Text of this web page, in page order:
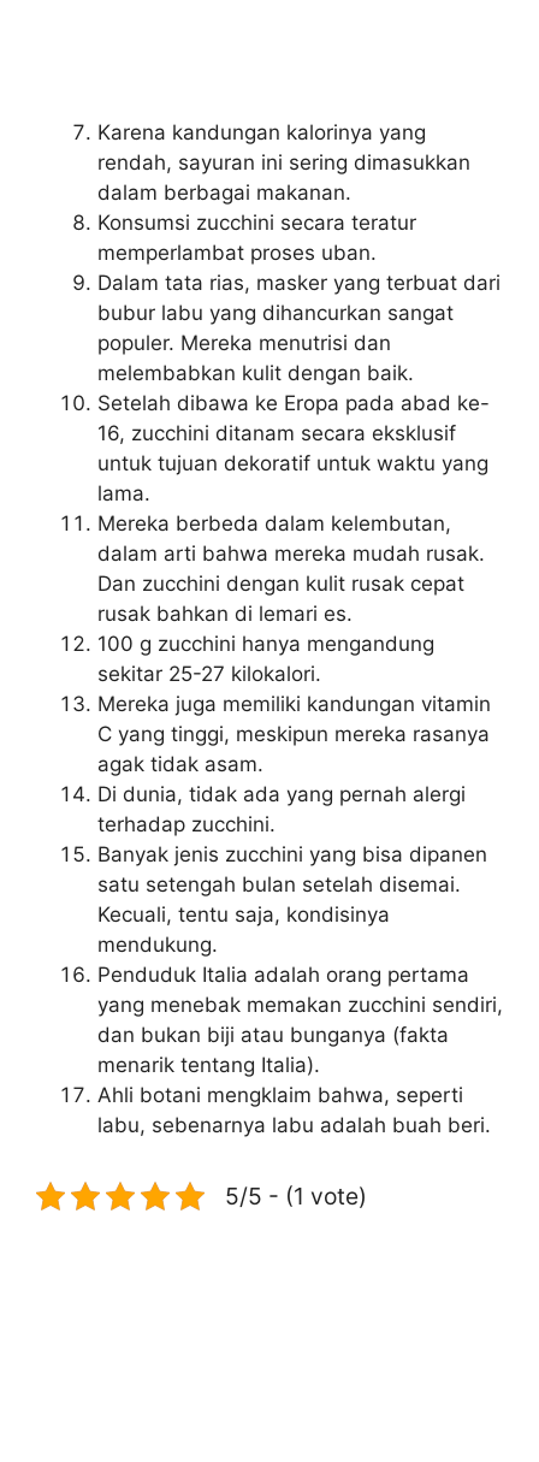
Karena kandungan kalorinya yang
rendah, sayuran ini sering dimasukkan
dalam berbagai makanan.
Konsumsi zucchini secara teratur
memperlambat proses uban.
Dalam tata rias, masker yang terbuat dari
bubur labu yang dihancurkan sangat
populer. Mereka menutrisi dan
melembabkan kulit dengan baik.
Setelah dibawa ke Eropa pada abad ke-
16, zucchini ditanam secara eksklusif
untuk tujuan dekoratif untuk waktu yang
lama.
Mereka berbeda dalam kelembutan,
dalam arti bahwa mereka mudah rusak.
Dan zucchini dengan kulit rusak cepat
rusak bahkan di lemari es.
100 g zucchini hanya mengandung
sekitar 25-27 kilokalori.
Mereka juga memiliki kandungan vitamin
C yang tinggi, meskipun mereka rasanya
agak tidak asam.
Di dunia, tidak ada yang pernah alergi
terhadap zucchini.
Banyak jenis zucchini yang bisa dipanen
satu setengah bulan setelah disemai.
Kecuali, tentu saja, kondisinya
mendukung.
Penduduk Italia adalah orang pertama
yang menebak memakan zucchini sendiri,
dan bukan biji atau bunganya (fakta
menarik tentang Italia).
Ahli botani mengklaim bahwa, seperti
labu, sebenarnya labu adalah buah beri.
5/5 - (1 vote)